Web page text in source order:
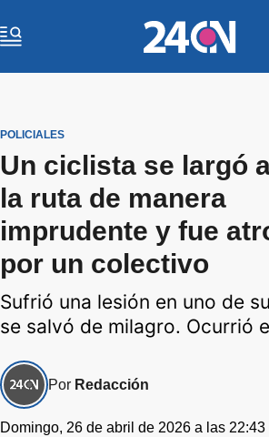
POLICIALES
Un ciclista se largó
la ruta de manera
imprudente y fue
por un colectivo
Sufrió una lesión en uno de
se salvó de milagro. Ocurrió
Por Redacción
Domingo, 26 de abril de 2026 a las 22:43